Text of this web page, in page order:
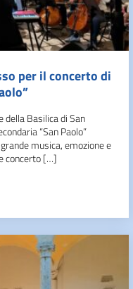
per il concerto di
della Basilica di San
“San Paolo”
musica, emozione e
concerto […]